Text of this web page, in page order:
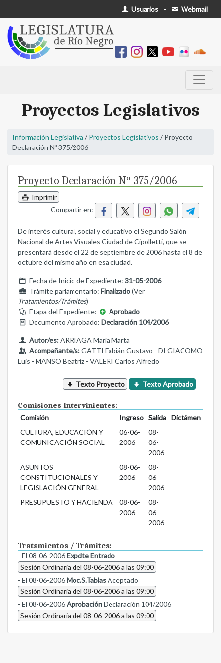
Usuarios - Webmail
Proyectos Legislativos
Información Legislativa / Proyectos Legislativos / Proyecto
Declaración Nº 375/2006
Proyecto Declaración Nº 375/2006
Imprimir
Compartir en:
De interés cultural, social y educativo el Segundo Salón
Nacional de Artes Visuales Ciudad de Cipolletti, que se
presentará desde el 22 de septiembre de 2006 hasta el 8 de
octubre del mismo año en esa ciudad.
Fecha de Inicio de Expediente: 31-05-2006
Trámite parlamentario: Finalizado(Ver
Tratamientos/Trámites)
Etapa del Expediente:
Aprobado
Documento Aprobado: Declaración 104/2006
Autor/es:ARRIAGA María Marta
Acompañante/s:GATTI Fabián Gustavo - DI GIACOMO
Luis - MANSO Beatriz - VALERI Carlos Alfredo
Texto Proyecto Texto Aprobado
Comisiones Intervinientes:
Comisión Ingreso Salida
Dictámen
CULTURA, EDUCACIÓN Y
COMUNICACIÓN SOCIAL
06-06-
2006
08-
06-
2006
ASUNTOS
CONSTITUCIONALES Y
LEGISLACIÓN GENERAL
08-06-
2006
08-
06-
2006
PRESUPUESTO Y HACIENDA
08-06-
2006
08-
06-
2006
Tratamientos / Trámites:
- El 08-06-2006Expdte Entrado
Sesión Ordinaria del 08-06-2006 a las 09:00
- El 08-06-2006Moc.S.TablasAceptado
Sesión Ordinaria del 08-06-2006 a las 09:00
- El 08-06-2006AprobaciónDeclaración 104/2006
Sesión Ordinaria del 08-06-2006 a las 09:00